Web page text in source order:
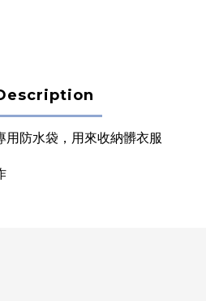
防水袋，用來收納髒衣服